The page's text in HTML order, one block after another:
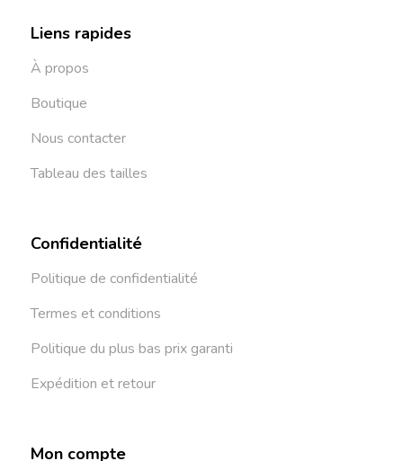
Liens rapides
À propos
Boutique
Nous contacter
Tableau des tailles
Confidentialité
Politique de confidentialité
Termes et conditions
Politique du plus bas prix garanti
Expédition et retour
Mon compte